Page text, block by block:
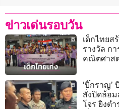
ข่าวเด่นรอบวัน
เด็กไทยส
รางวัล ก
คณิตศาส
‘บิ๊กราญ’
สั่งปิดล้อ
โจร ยิงต